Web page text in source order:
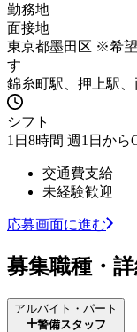
勤務地
面接地
東京都墨田区 ※希
す
錦糸町駅、押上駅、
シフト
1日8時間 週1日から
交通費支給
未経験歓迎
応募画面に進む
募集職種・
アルバイト・パート
警備スタッフ